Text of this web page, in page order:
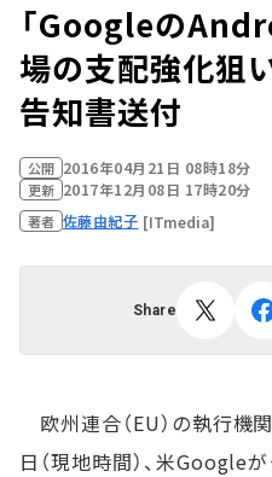
「Googleの
場の支配強化狙
告知書送付
公開 2016年04月21日 08時18分
更新 2017年12月08日 17時20分
著者 佐藤由紀子 [ITmedia]
Share
欧州連合（EU）の執行機
日（現地時間）、米Google